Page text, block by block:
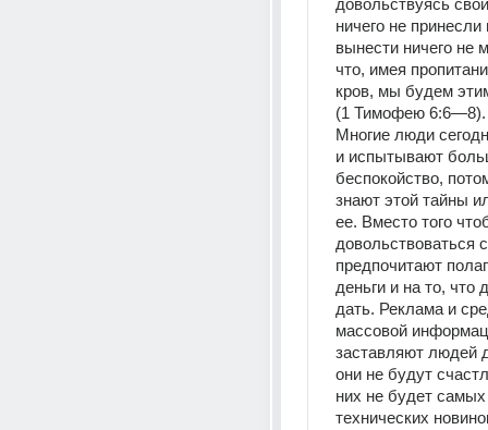
довольствуясь
ничего не принесли
вынести ничего не
что, имея
кров, мы будем
(1 Тимофею 6:6—8).
Многие люди
и испытывают
беспокойство,
знают этой тайны
ее. Вместо того
довольствоваться
предпочитают
деньги и на то, что
дать. Реклама и
массовой
заставляют людей
они не будут
них не будет
технических